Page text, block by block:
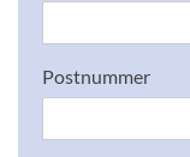
Postnummer